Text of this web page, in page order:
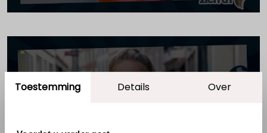
Toestemming Details Over
Accepteer marketing cookies om